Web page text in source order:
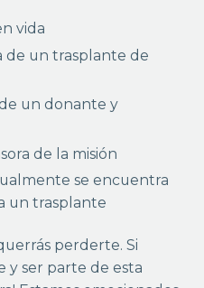
vida
de un trasplante de
un donante y
de la misión
se encuentra
un trasplante
perderte. Si
y ser parte de esta